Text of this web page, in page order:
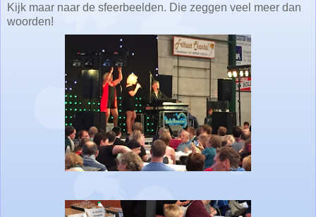
Kijk maar naar de sfeerbeelden. Die zeggen veel meer dan
woorden!